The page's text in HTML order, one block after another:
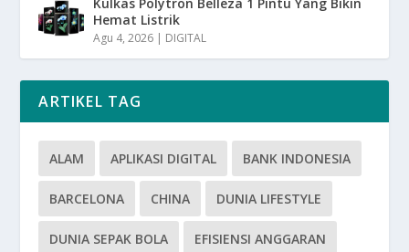
Hemat Listrik
Agu 4, 2026 | DIGITAL
ARTIKEL TAG
ALAM APLIKASI DIGITAL BANK INDONESIA
BARCELONA CHINA DUNIA LIFESTYLE
DUNIA SEPAK BOLA EFISIENSI ANGGARAN